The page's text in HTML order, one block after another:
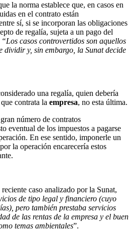
la norma establece que, en casos en
en el contrato están
sí, si se incorporan las obligaciones
de regalía, sujeta a un pago del
“Los casos controvertidos son aquellos
dividir y, sin embargo, la Sunat decide
una regalía, quien debería
contrata la empresa, no esta última.
número de contratos
eventual de los impuestos a pagarse
En ese sentido, imponerle un
la operación encarecería estos
caso analizado por la Sunat,
de tipo legal y financiero (cuyo
pero también prestaba servicios
de las rentas de la empresa y el buen
temas ambientales”.